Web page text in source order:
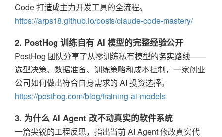
Code 打造成主力开发工具的全流程。
https://arps18.github.io/posts/claude-code-mastery/
2. PostHog 训练自有 AI 模型的完整经验公开
PostHog 团队分享了从零训练私有模型的务实路线——
选型决策、数据准备、训练策略和成本控制，一家创业
公司如何做出符合自身需求的 AI 投资选择。
https://posthog.com/blog/training-ai-models
3. 为什么 AI Agent 改不动真实的软件系统
一篇尖锐的工程反思，指出当前 AI Agent 修改真实代